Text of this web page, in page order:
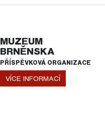
MUZEUM
BRNĚNSKA
PŘÍSPĚVKOVÁ ORGANIZACE
VÍCE INFORMACÍ